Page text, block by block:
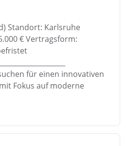
Standort: Karlsruhe
€ Vertragsform:
für einen innovativen
Fokus auf moderne